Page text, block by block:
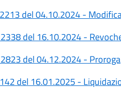
del 04.10.2024 -
del 16.10.2024 -
del 04.12.2024 - Proroga
del 16.01.2025 -